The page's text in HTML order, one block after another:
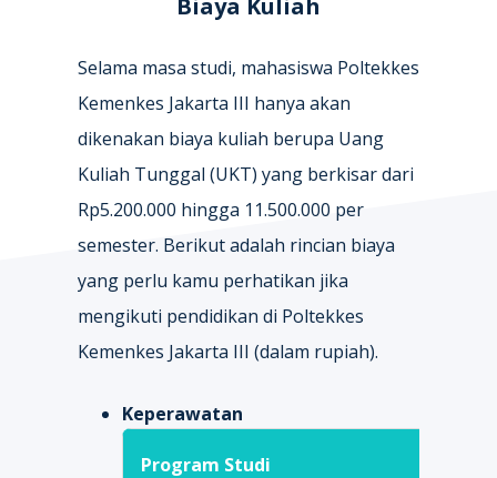
Biaya Kuliah
Selama masa studi, mahasiswa Poltekkes
Kemenkes Jakarta III hanya akan
dikenakan biaya kuliah berupa Uang
Kuliah Tunggal (UKT) yang berkisar dari
Rp5.200.000 hingga 11.500.000 per
semester. Berikut adalah rincian biaya
yang perlu kamu perhatikan jika
mengikuti pendidikan di Poltekkes
Kemenkes Jakarta III (dalam rupiah).
Keperawatan
Program Studi